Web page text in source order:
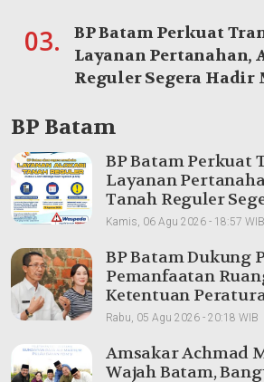
03.
BP Batam Perkuat
Layanan Pertanahan,
Reguler Segera
BP Batam
BP Batam Perkuat
Layanan
Tanah Reguler
Melalui LMS
Kamis, 06 Agu 2026 - 18:57 WIB
BP Batam Dukung
Pemanfaatan
Ketentuan
undangan
Rabu, 05 Agu 2026 - 20:18 WIB
Amsakar Achmad
Wajah Batam,